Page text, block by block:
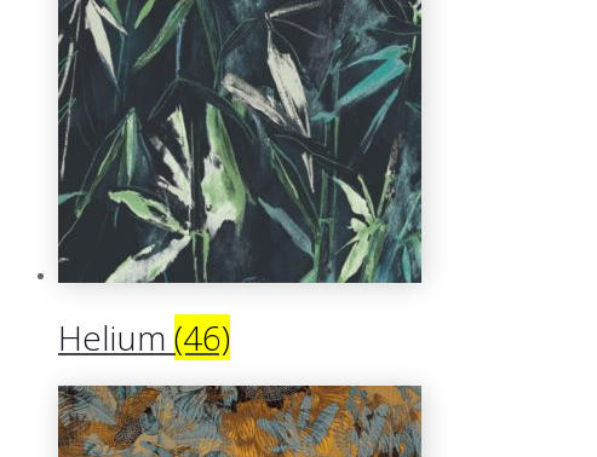
Helium (46)